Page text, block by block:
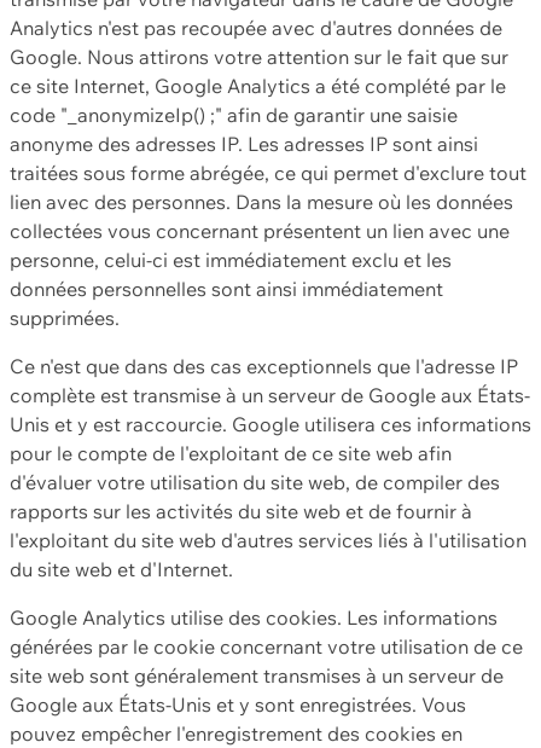
Analytics n'est pas recoupée avec d'autres données de
Google. Nous attirons votre attention sur le fait que sur
ce site Internet, Google Analytics a été complété par le
code "_anonymizeIp() ;" afin de garantir une saisie
anonyme des adresses IP. Les adresses IP sont ainsi
traitées sous forme abrégée, ce qui permet d'exclure tout
lien avec des personnes. Dans la mesure où les données
collectées vous concernant présentent un lien avec une
personne, celui-ci est immédiatement exclu et les
données personnelles sont ainsi immédiatement
supprimées.
Ce n'est que dans des cas exceptionnels que l'adresse IP
complète est transmise à un serveur de Google aux États-
Unis et y est raccourcie. Google utilisera ces informations
pour le compte de l'exploitant de ce site web afin
d'évaluer votre utilisation du site web, de compiler des
rapports sur les activités du site web et de fournir à
l'exploitant du site web d'autres services liés à l'utilisation
du site web et d'Internet.
Google Analytics utilise des cookies. Les informations
générées par le cookie concernant votre utilisation de ce
site web sont généralement transmises à un serveur de
Google aux États-Unis et y sont enregistrées. Vous
pouvez empêcher l'enregistrement des cookies en